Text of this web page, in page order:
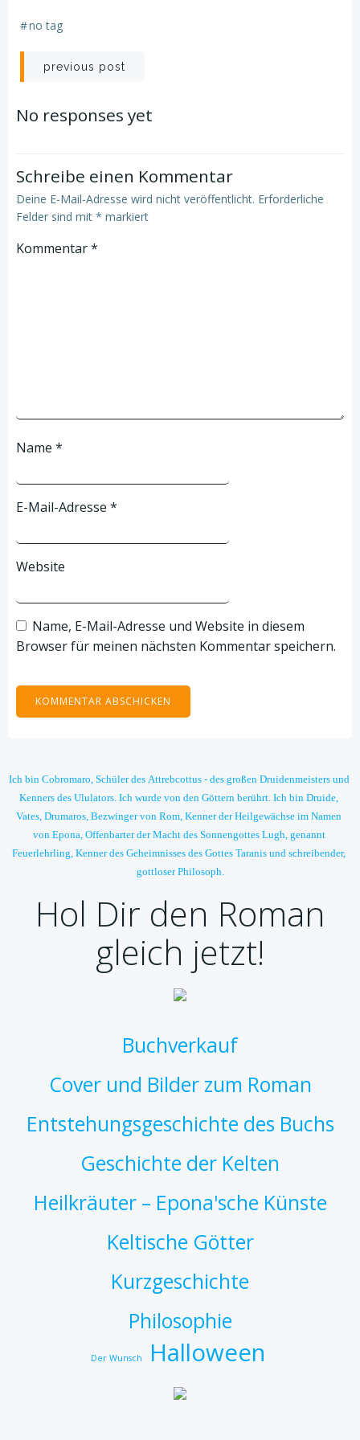
#no tag
Post
navigation
previous post
No responses yet
Schreibe einen Kommentar
Deine E-Mail-Adresse wird nicht veröffentlicht. Erforderliche
Felder sind mit * markiert
Kommentar*
Name *
E-Mail-Adresse *
Website
Name, E-Mail-Adresse und Website in diesem
Browser für meinen nächsten Kommentar speichern.
Ich bin Cobromaro, Schüler des Attrebcottus - des großen Druidenmeisters und
Kenners des Ululators. Ich wurde von den Göttern berührt. Ich bin Druide,
Vates, Drumaros, Bezwinger von Rom, Kenner der Heilgewächse im Namen
von Epona, Offenbarter der Macht des Sonnengottes Lugh, genannt
Feuerlehrling, Kenner des Geheimnisses des Gottes Taranis und schreibender,
gottloser Philosoph.
Hol Dir den Roman
gleich jetzt!
Buchverkauf
Cover und Bilder zum Roman
Entstehungsgeschichte des Buchs
Geschichte der Kelten
Heilkräuter – Epona'sche Künste
Keltische Götter
Kurzgeschichte
Philosophie
Der Wunsch Halloween